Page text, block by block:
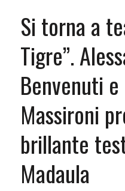
Si torna a
Tigre”.
Benvenuti
Massironi
brillante
Madaula